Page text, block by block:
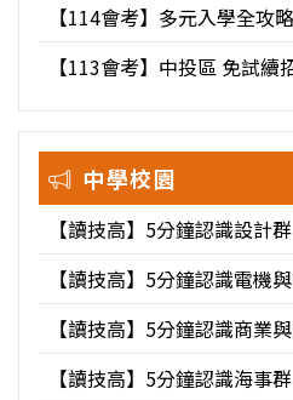
【114會考】多元入學全攻
【113會考】中投區 免試續
中學校園
【讀技高】5分鐘認識設計群
【讀技高】5分鐘認識電機
【讀技高】5分鐘認識商業
【讀技高】5分鐘認識海事群